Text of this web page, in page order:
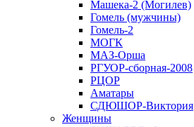
Машека-2 (Могилев)
Гомель (мужчины)
Гомель-2
МОГК
МАЗ-Орша
РГУОР-сборная-2008
РЦОР
Аматары
СДЮШОР-Виктория
Женщины